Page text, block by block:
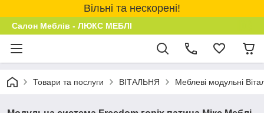
Вільні та нескорені!
Салон Меблів - ЛЮКС МЕБЛІ
Товари та послуги ВІТАЛЬНЯ Меблеві модульні